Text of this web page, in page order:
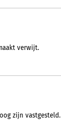
verwijt.
zijn vastgesteld.